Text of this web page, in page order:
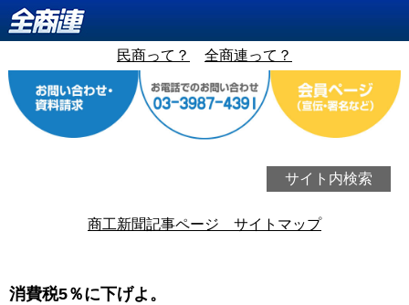
民商って？ 全商連って？
サイト内検索
商工新聞記事ページ サイトマップ
消費税5％に下げよ。